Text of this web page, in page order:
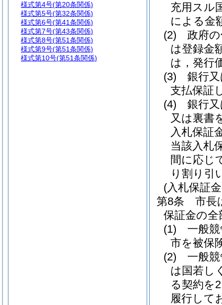
充用スル
による金
(2)
政府
は登録金
は，発行
(3)
銀行
支払保証
(4)
銀行
又は裏書
入札保証
当該入札
間に応じ
り割り引
(入札保証
第8条
市長
保証金の
(1)
一般
市を被保
(2)
一般
は国若し
る契約を
履行して
様式第4号(第20条関係)
様式第5号(第32条関係)
様式第6号(第41条関係)
様式第7号(第43条関係)
様式第8号(第51条関係)
様式第9号(第51条関係)
様式第10号(第51条関係)